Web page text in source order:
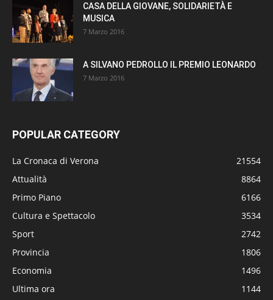
CASA DELLA GIOVANE, SOLIDARIETÀ E
MUSICA
7 Marzo 2016
A SILVANO PEDROLLO IL PREMIO LEONARDO
7 Marzo 2016
POPULAR CATEGORY
La Cronaca di Verona
21554
Attualità
8864
Primo Piano
6166
Cultura e Spettacolo
3534
Sport
2742
Provincia
1806
Economia
1496
Ultima ora
1144